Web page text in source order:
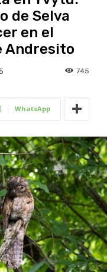
de Selva
en el
Andresito
745
WhatsApp